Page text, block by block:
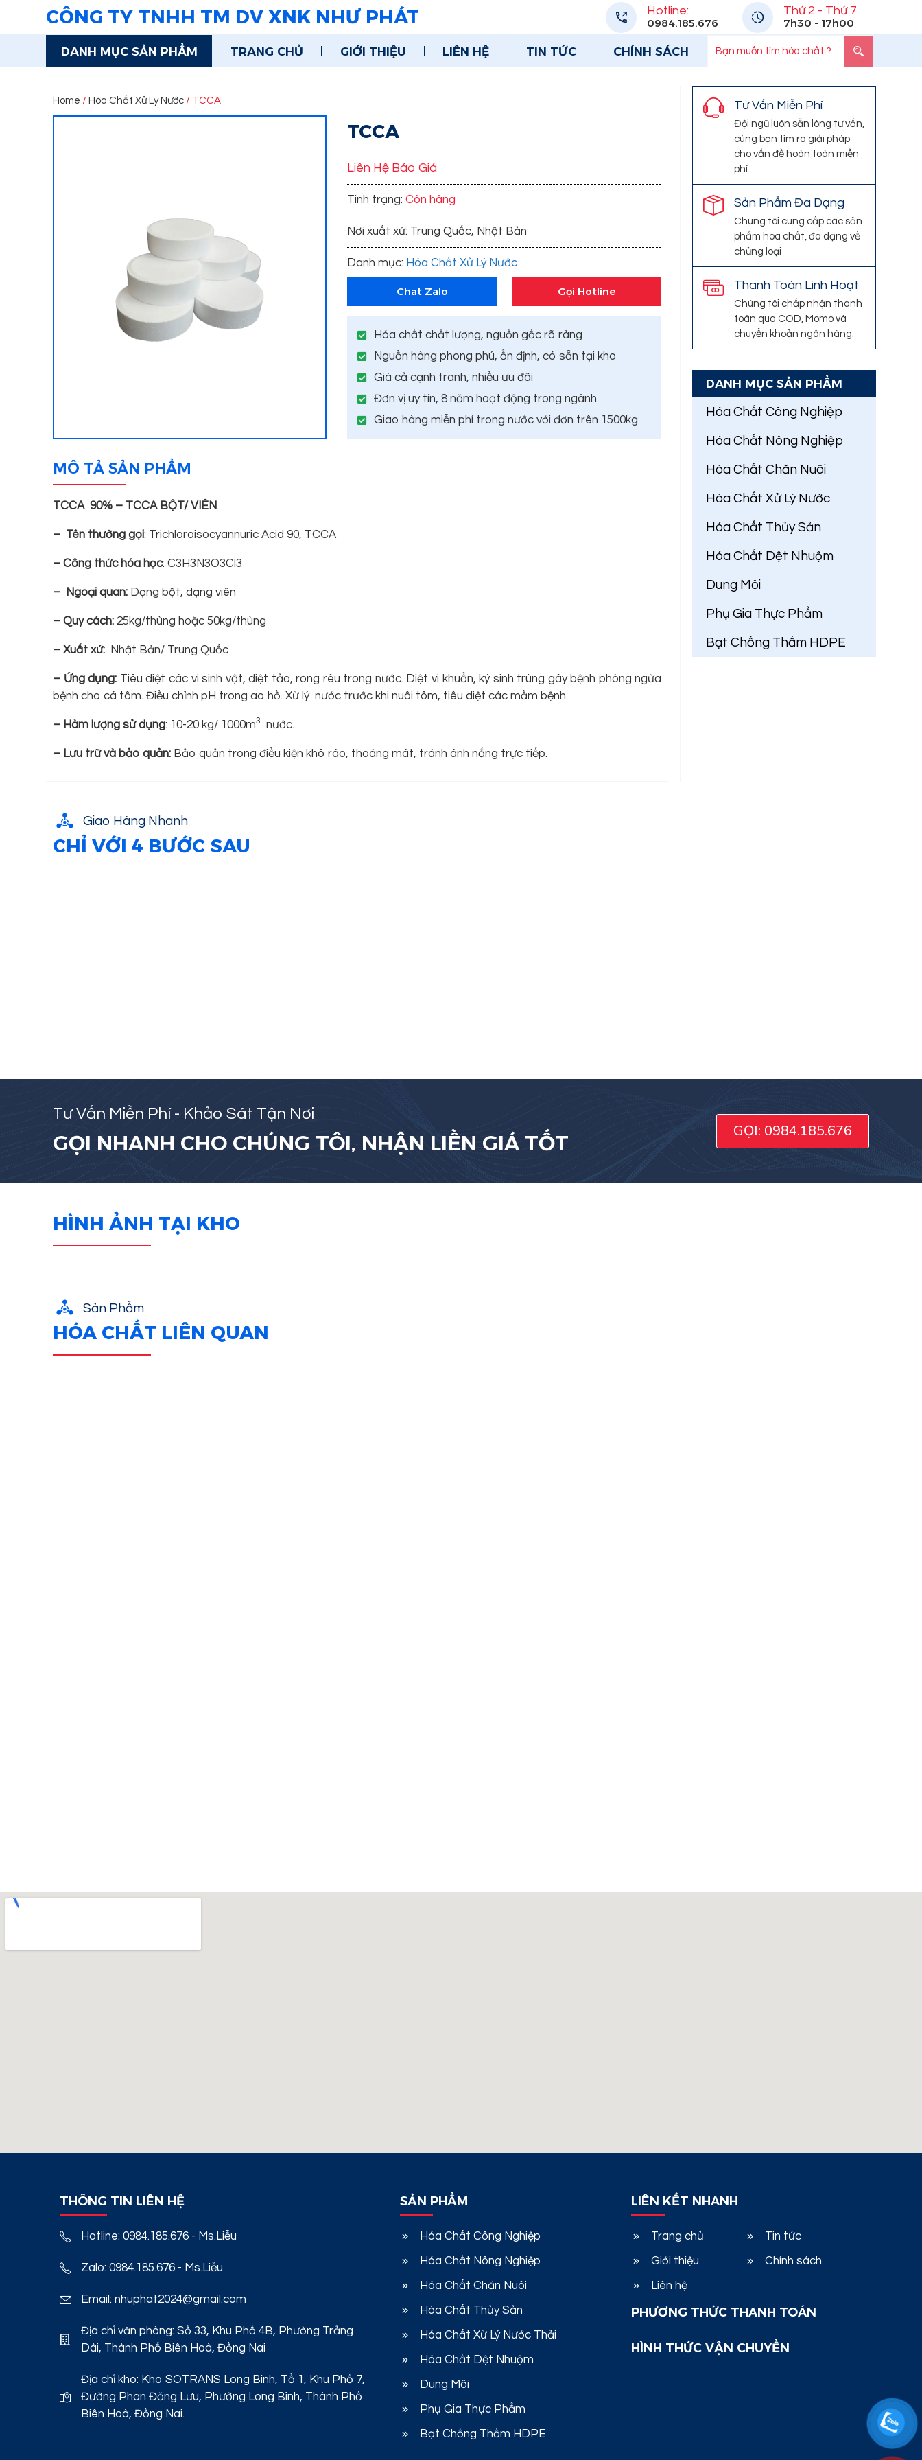
CÔNG TY TNHH TM DV XNK NHƯ PHÁT
Hotline:
0984.185.676
Thứ 2 - Thứ 7
7h30 - 17h00
DANH MỤC SẢN PHẨM TRANG CHỦ GIỚI THIỆU LIÊN HỆ TIN TỨC CHÍNH SÁCH
Home / Hóa Chất Xử Lý Nước / TCCA
TCCA
Liên Hệ Báo Giá
Tình trạng: Còn hàng
Nơi xuất xứ: Trung Quốc, Nhật Bản
Danh mục: Hóa Chất Xử Lý Nước
Chat Zalo Gọi Hotline
Hóa chất chất lượng, nguồn gốc rõ ràng
Nguồn hàng phong phú, ổn định, có sẵn tại kho
Giá cả cạnh tranh, nhiều ưu đãi
Đơn vị uy tín, 8 năm hoạt động trong ngành
Giao hàng miễn phí trong nước với đơn trên 1500kg
MÔ TẢ SẢN PHẨM
TCCA 90% – TCCA BỘT/ VIÊN
– Tên thường gọi: Trichloroisocyannuric Acid 90, TCCA
– Công thức hóa học: C3H3N3O3Cl3
– Ngoại quan: Dạng bột, dạng viên
– Quy cách: 25kg/thùng hoặc 50kg/thùng
–Xuất xứ: Nhật Bản/ Trung Quốc
– Ứng dụng: Tiêu diệt các vi sinh vật, diệt tảo, rong rêu trong nước. Diệt vi khuẩn, ký sinh trùng gây bệnh phòng ngừa
bệnh cho cá tôm. Điều chỉnh pH trong ao hồ. Xử lý nước trước khi nuôi tôm, tiêu diệt các mầm bệnh.
– Hàm lượng sử dụng: 10-20 kg/ 1000m3 nước.
– Lưu trữ và bảo quản: Bảo quản trong điều kiện khô ráo, thoáng mát, tránh ánh nắng trực tiếp.
Tư Vấn Miễn Phí
Đội ngũ luôn sẵn lòng tư vấn,
cùng bạn tìm ra giải pháp
cho vấn đề hoàn toàn miễn
phí.
Sản Phẩm Đa Dạng
Chúng tôi cung cấp các sản
phẩm hóa chất, đa dạng về
chủng loại
Thanh Toán Linh Hoạt
Chúng tôi chấp nhận thanh
toán qua COD, Momo và
chuyển khoản ngân hàng.
DANH MỤC SẢN PHẨM
Hóa Chất Công Nghiệp
Hóa Chất Nông Nghiệp
Hóa Chất Chăn Nuôi
Hóa Chất Xử Lý Nước
Hóa Chất Thủy Sản
Hóa Chất Dệt Nhuộm
Dung Môi
Phụ Gia Thực Phẩm
Bạt Chống Thấm HDPE
Giao Hàng Nhanh
CHỈ VỚI 4 BƯỚC SAU
Tư Vấn Miễn Phí - Khảo Sát Tận Nơi
GỌI NHANH CHO CHÚNG TÔI, NHẬN LIỀN GIÁ TỐT GỌI: 0984.185.676
HÌNH ẢNH TẠI KHO
Sản Phẩm
HÓA CHẤT LIÊN QUAN
THÔNG TIN LIÊN HỆ
Hotline: 0984.185.676 - Ms.Liễu
Zalo: 0984.185.676 - Ms.Liễu
Email: nhuphat2024@gmail.com
Địa chỉ văn phòng: Số 33, Khu Phố 4B, Phường Trảng
Dài, Thành Phố Biên Hoà, Đồng Nai
Địa chỉ kho: Kho SOTRANS Long Bình, Tổ 1, Khu Phố 7,
Đường Phan Đăng Lưu, Phường Long Bình, Thành Phố
Biên Hoà, Đồng Nai.
SẢN PHẨM
Hóa Chất Công Nghiệp
Hóa Chất Nông Nghiệp
Hóa Chất Chăn Nuôi
Hóa Chất Thủy Sản
Hóa Chất Xử Lý Nước Thải
Hóa Chất Dệt Nhuộm
Dung Môi
Phụ Gia Thực Phẩm
Bạt Chống Thấm HDPE
LIÊN KẾT NHANH
Trang chủ
Giới thiệu
Liên hệ
Tin tức
Chính sách
PHƯƠNG THỨC THANH TOÁN
HÌNH THỨC VẬN CHUYỂN